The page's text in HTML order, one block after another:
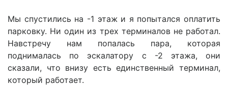
Мы спустились на -1 этаж и я попытался оплатить
парковку. Ни один из трех терминалов не работал.
Навстречу нам попалась пара, которая
поднималась по эскалатору с -2 этажа, они
сказали, что внизу есть единственный терминал,
который работает.